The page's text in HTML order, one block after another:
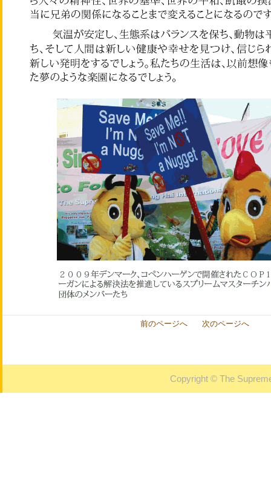
前のページへ 次のページへ
Copyright © The